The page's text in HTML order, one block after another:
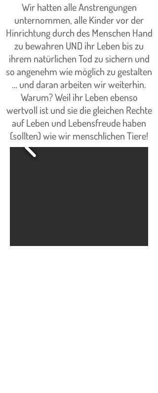
Wir hatten alle Anstrengungen
unternommen, alle Kinder vor der
Hinrichtung durch des Menschen Hand
zu bewahren UND ihr Leben bis zu
ihrem natürlichen Tod zu sichern und
so angenehm wie möglich zu gestalten
… und daran arbeiten wir weiterhin.
Warum? Weil ihr Leben ebenso
wertvoll ist und sie die gleichen Rechte
auf Leben und Lebensfreude haben
(sollten) wie wir menschlichen Tiere!